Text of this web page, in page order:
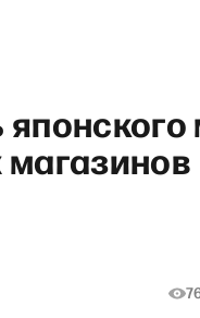
магазинов